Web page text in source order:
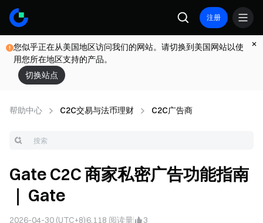
注册
您似乎正在从美国地区访问我们的网站。请切换到美国网站以使
用您所在地区支持的产品。
切换站点
帮助中心 C2C交易与法币理财 C2C广告商
Gate C2C 商家私密广告功能指南
｜ Gate
2026-04-30 (UTC+8)6,118 阅读量 3